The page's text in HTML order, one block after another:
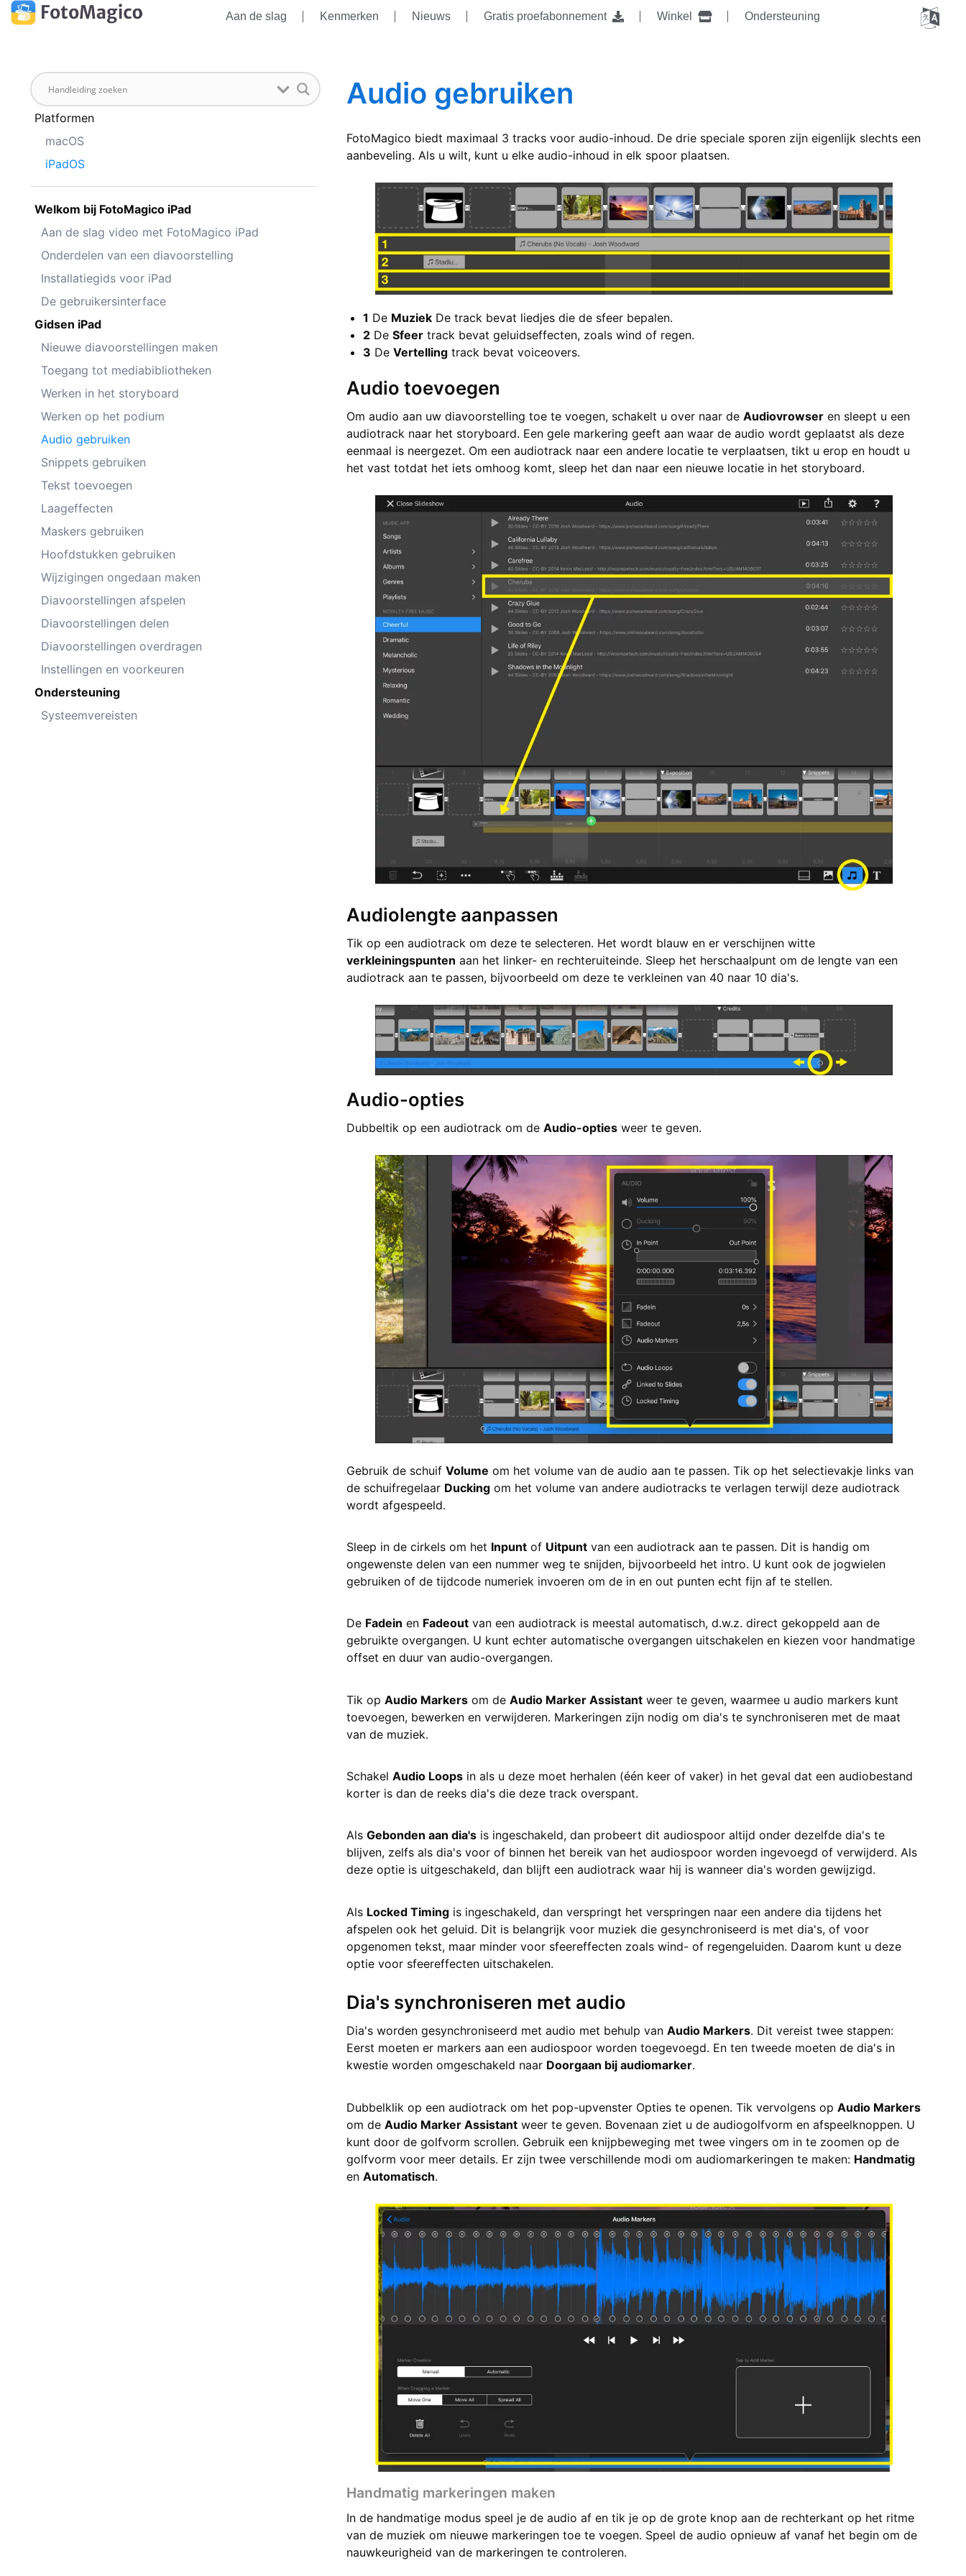
Aan de slag Kenmerken Nieuws Gratis proefabonnement Winkel Ondersteuning
Platformen
macOS
iPadOS
Welkom bij FotoMagico iPad
Aan de slag video met FotoMagico iPad
Onderdelen van een diavoorstelling
Installatiegids voor iPad
De gebruikersinterface
Gidsen iPad
Nieuwe diavoorstellingen maken
Toegang tot mediabibliotheken
Werken in het storyboard
Werken op het podium
Audio gebruiken
Snippets gebruiken
Tekst toevoegen
Laageffecten
Maskers gebruiken
Hoofdstukken gebruiken
Wijzigingen ongedaan maken
Diavoorstellingen afspelen
Diavoorstellingen delen
Diavoorstellingen overdragen
Instellingen en voorkeuren
Ondersteuning
Systeemvereisten
Audio gebruiken
FotoMagico biedt maximaal 3 tracks voor audio-inhoud. De drie speciale sporen zijn eigenlijk slechts een
aanbeveling. Als u wilt, kunt u elke audio-inhoud in elk spoor plaatsen.
1 De Muziek De track bevat liedjes die de sfeer bepalen.
2 De Sfeer track bevat geluidseffecten, zoals wind of regen.
3 De Vertelling track bevat voiceovers.
Audio toevoegen
Om audio aan uw diavoorstelling toe te voegen, schakelt u over naar de Audiovrowser en sleept u een
audiotrack naar het storyboard. Een gele markering geeft aan waar de audio wordt geplaatst als deze
eenmaal is neergezet. Om een audiotrack naar een andere locatie te verplaatsen, tikt u erop en houdt u
het vast totdat het iets omhoog komt, sleep het dan naar een nieuwe locatie in het storyboard.
Audiolengte aanpassen
Tik op een audiotrack om deze te selecteren. Het wordt blauw en er verschijnen witte
verkleiningspunten aan het linker- en rechteruiteinde. Sleep het herschaalpunt om de lengte van een
audiotrack aan te passen, bijvoorbeeld om deze te verkleinen van 40 naar 10 dia's.
Audio-opties
Dubbeltik op een audiotrack om de Audio-opties weer te geven.
Gebruik de schuif Volume om het volume van de audio aan te passen. Tik op het selectievakje links van
de schuifregelaar Ducking om het volume van andere audiotracks te verlagen terwijl deze audiotrack
wordt afgespeeld.
Sleep in de cirkels om het Inpunt of Uitpunt van een audiotrack aan te passen. Dit is handig om
ongewenste delen van een nummer weg te snijden, bijvoorbeeld het intro. U kunt ook de jogwielen
gebruiken of de tijdcode numeriek invoeren om de in en out punten echt fijn af te stellen.
De Fadein en Fadeout van een audiotrack is meestal automatisch, d.w.z. direct gekoppeld aan de
gebruikte overgangen. U kunt echter automatische overgangen uitschakelen en kiezen voor handmatige
offset en duur van audio-overgangen.
Tik op Audio Markers om de Audio Marker Assistant weer te geven, waarmee u audio markers kunt
toevoegen, bewerken en verwijderen. Markeringen zijn nodig om dia's te synchroniseren met de maat
van de muziek.
Schakel Audio Loops in als u deze moet herhalen (één keer of vaker) in het geval dat een audiobestand
korter is dan de reeks dia's die deze track overspant.
Als Gebonden aan dia's is ingeschakeld, dan probeert dit audiospoor altijd onder dezelfde dia's te
blijven, zelfs als dia's voor of binnen het bereik van het audiospoor worden ingevoegd of verwijderd. Als
deze optie is uitgeschakeld, dan blijft een audiotrack waar hij is wanneer dia's worden gewijzigd.
Als Locked Timing is ingeschakeld, dan verspringt het verspringen naar een andere dia tijdens het
afspelen ook het geluid. Dit is belangrijk voor muziek die gesynchroniseerd is met dia's, of voor
opgenomen tekst, maar minder voor sfeereffecten zoals wind- of regengeluiden. Daarom kunt u deze
optie voor sfeereffecten uitschakelen.
Dia's synchroniseren met audio
Dia's worden gesynchroniseerd met audio met behulp van Audio Markers. Dit vereist twee stappen:
Eerst moeten er markers aan een audiospoor worden toegevoegd. En ten tweede moeten de dia's in
kwestie worden omgeschakeld naar Doorgaan bij audiomarker.
Dubbelklik op een audiotrack om het pop-upvenster Opties te openen. Tik vervolgens op Audio Markers
om de Audio Marker Assistant weer te geven. Bovenaan ziet u de audiogolfvorm en afspeelknoppen. U
kunt door de golfvorm scrollen. Gebruik een knijpbeweging met twee vingers om in te zoomen op de
golfvorm voor meer details. Er zijn twee verschillende modi om audiomarkeringen te maken: Handmatig
en Automatisch.
Handmatig markeringen maken
In de handmatige modus speel je de audio af en tik je op de grote knop aan de rechterkant op het ritme
van de muziek om nieuwe markeringen toe te voegen. Speel de audio opnieuw af vanaf het begin om de
nauwkeurigheid van de markeringen te controleren.